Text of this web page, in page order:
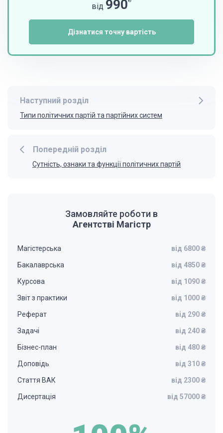
від 990
Дізнатися точну вартість
Попередній розділ
Сутність, ознаки та функції політичних партій
Наступний розділ
Типи політичних партій та партійних систем
Замовляйте роботи в
Агентстві Магістр
Магістерська від 6800 ₴
Бакалаврська від 4850 ₴
Курсова від 1090 ₴
Звіт з практики від 1000 ₴
Реферат від 290 ₴
Задачі від 240 ₴
Бізнес-план від 480 ₴
Доповідь від 310 ₴
Стаття ВАК від 2300 ₴
Дисертація від 57000 ₴